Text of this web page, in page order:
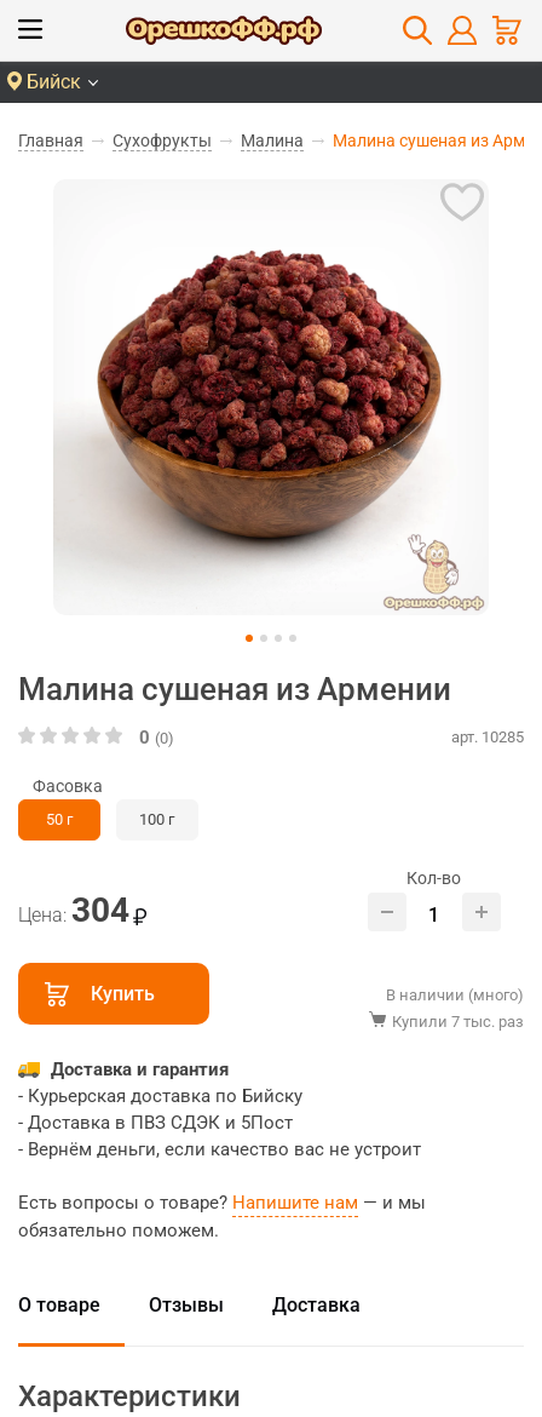
Бийск
Главная Сухофрукты Малина Малина сушеная из
Малина сушеная из Армении
0 (0) арт. 10285
Фасовка
50 г 100 г
Цена: 304
Кол-во
Купить
В наличии (много)
Купили 7 тыс. раз
Доставка и гарантия
- Курьерская доставка по Бийску
- Доставка в ПВЗ СДЭК и 5Пост
- Вернём деньги, если качество вас не устроит
Есть вопросы о товаре? Напишите нам — и мы
обязательно поможем.
О товаре Отзывы Доставка
Характеристики